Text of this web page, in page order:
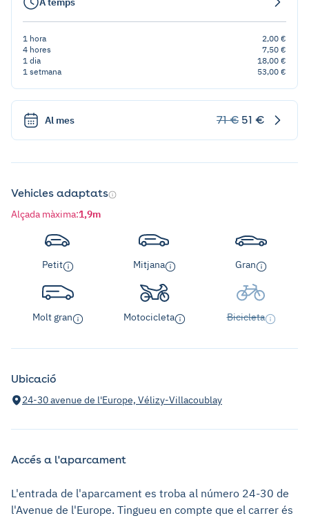
1 hora
2,00 €
4 hores
7,50 €
1 dia
18,00 €
1 setmana
53,00 €
Al mes 71 € 51 €
Vehicles adaptats
Alçada màxima:1,9m
Petit Mitjana Gran
Molt gran Motocicleta Bicicleta
Ubicació
24-30 avenue de l'Europe, Vélizy-Villacoublay
Accés a l'aparcament
L'entrada de l'aparcament es troba al número 24-30 de
l'Avenue de l'Europe. Tingueu en compte que el carrer és